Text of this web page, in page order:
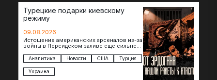
Турецкие подарки киевскому
режиму
09.08.2026
Истощение американских арсеналов из-за
войны в Персидском заливе еще сильнее
американских ракет т.н. Украине. И…
Аналитика Новости США Турция
Украина